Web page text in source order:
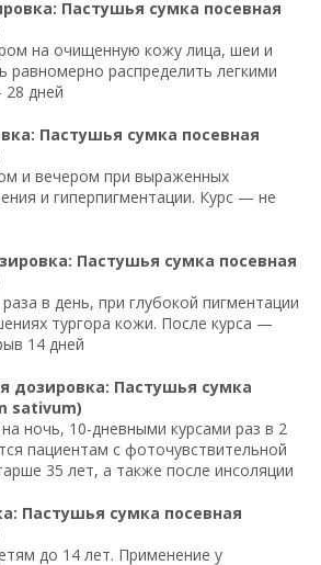
Пастушья сумка посевная
на очищенную кожу лица, шеи и
равномерно распределить легкими
дней
Пастушья сумка посевная
и вечером при выраженных
и гиперпигментации. Курс — не
Пастушья сумка посевная
в день, при глубокой пигментации
тургора кожи. После курса —
14 дней
дозировка: Пастушья сумка
sativum)
ночь, 10-дневными курсами раз в 2
пациентам с фоточувствительной
35 лет, а также после инсоляции
Пастушья сумка посевная
до 14 лет. Применение у